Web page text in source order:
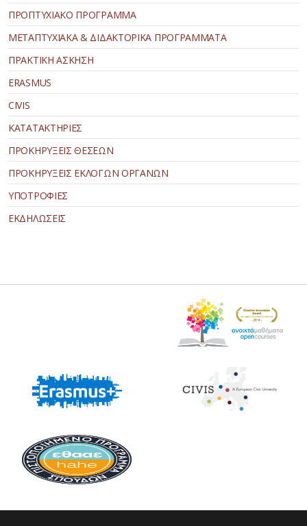
ΠΡΟΠΤΥΧΙΑΚΟ ΠΡΟΓΡΑΜΜΑ
ΜΕΤΑΠΤΥΧΙΑΚΑ & ΔΙΔΑΚΤΟΡΙΚΑ ΠΡΟΓΡΑΜΜΑΤΑ
ΠΡΑΚΤΙΚΗ ΑΣΚΗΣΗ
ERASMUS
CIVIS
ΚΑΤΑΤΑΚΤΗΡΙΕΣ
ΠΡΟΚΗΡΥΞΕΙΣ ΘΕΣΕΩΝ
ΠΡΟΚΗΡΥΞΕΙΣ ΕΚΛΟΓΩΝ ΟΡΓΑΝΩΝ
ΥΠΟΤΡΟΦΙΕΣ
ΕΚΔΗΛΩΣΕΙΣ